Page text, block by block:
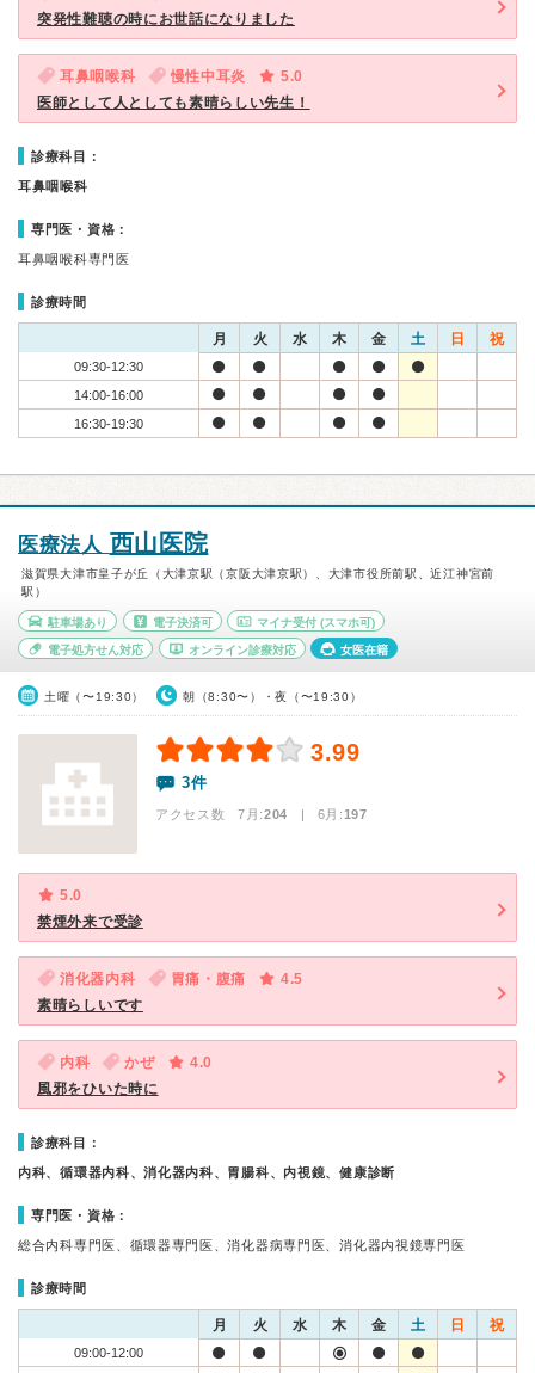
突発性難聴の時にお世話になりました
耳鼻咽喉科 慢性中耳炎
5.0
医師として人としても素晴らしい先生！
診療科目：
耳鼻咽喉科
専門医・資格：
耳鼻咽喉科専門医
診療時間
月 火 水 木 金 土 日 祝
09:30-12:30
14:00-16:00
16:30-19:30
医療法人 西山医院
滋賀県大津市皇子が丘（大津京駅（京阪大津京駅）、大津市役所前駅、近江神宮前
駅）
駐車場あり 電子決済可 マイナ受付 (スマホ可)
電子処方せん対応 オンライン診療対応 女医在籍
土曜（〜19:30） 朝（8:30〜）・夜（〜19:30）
3.99
3件
アクセス数 7月:204 | 6月:197
5.0
禁煙外来で受診
消化器内科 胃痛・腹痛
4.5
素晴らしいです
内科 かぜ
4.0
風邪をひいた時に
診療科目：
内科、循環器内科、消化器内科、胃腸科、内視鏡、健康診断
専門医・資格：
総合内科専門医、循環器専門医、消化器病専門医、消化器内視鏡専門医
診療時間
月 火 水 木 金 土 日 祝
09:00-12:00